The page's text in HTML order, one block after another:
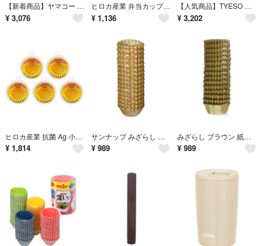
【新着商品】ヤマコー ひのき 押寿司器 縦切 (約1合) 日本製 803699
¥ 3,076
ヒロカ産業 弁当カップ 増量 タイプ 小花柄4色 8号 電子レンジ・オーブン対応
¥ 1,136
【人気商品】TYESO 水筒 スポーツボトル ステンレスボトル 1.5L 直飲み
¥ 3,202
ヒロカ産業 抗菌 Ag 小花 おかずカップ さらに深型 8号 電子レンジ・オーブ
¥ 1,814
サンナップ みざらし ブラウン 紙製 おかずカップ゜ 6号 400枚入 OC-6
¥ 989
みざらし ブラウン 紙製 おかずカップ゜ 7号 300枚入 OC-7MZ
¥ 989